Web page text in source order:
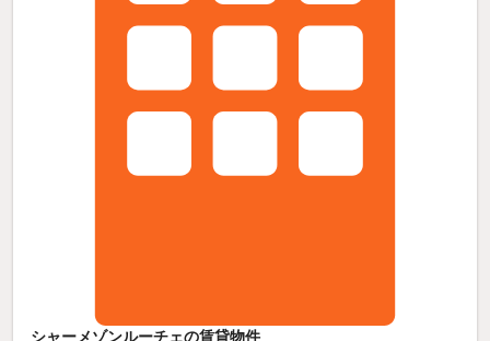
シャーメゾンルーチェの賃貸物件